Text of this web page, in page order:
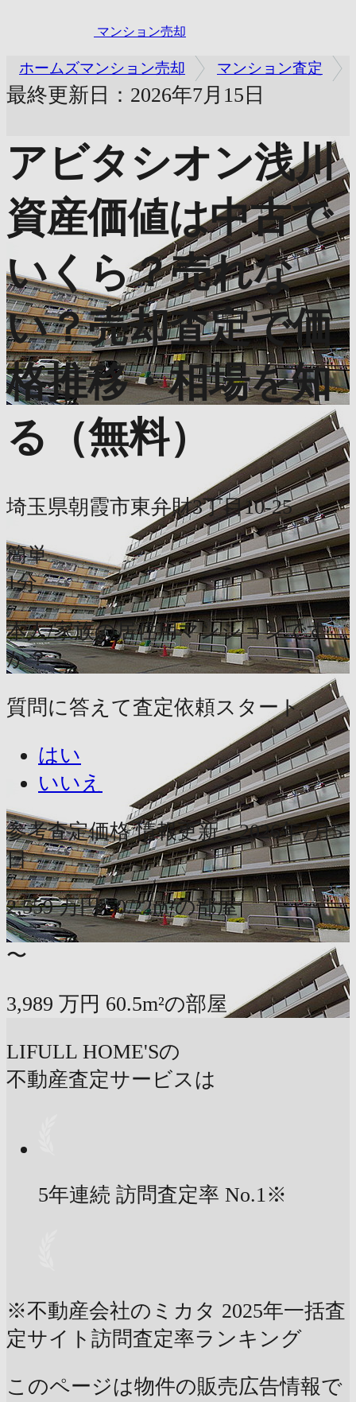
マンション売却
ホームズマンション売却 マンション査定
最終更新日：2026年7月15日
アビタシオン浅川
資産価値は中古で
いくら？売れな
い？売却査定で価
格推移・相場を知
る（無料）
埼玉県朝霞市東弁財3丁目10-25
簡単
1分
本人/家族の居住用マンションです
か？
質問に答えて査定依頼スタート
はい
いいえ
参考査定価格 情報更新：2026年7月5
日
2,559 万円 50.22m²の部屋
〜
3,989 万円 60.5m²の部屋
LIFULL HOME'Sの
不動産査定サービスは
5年連続 訪問査定率 No.1※
※不動産会社のミカタ 2025年一括査
定サイト訪問査定率ランキング
このページは物件の販売広告情報で